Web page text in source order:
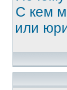
С кем
или